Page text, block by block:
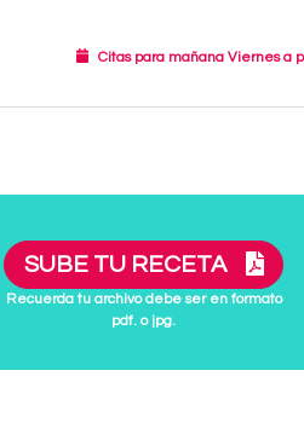
Citas para mañana Viernes a
SUBE TU RECETA
Recuerda tu archivo debe ser en formato
pdf. o jpg.